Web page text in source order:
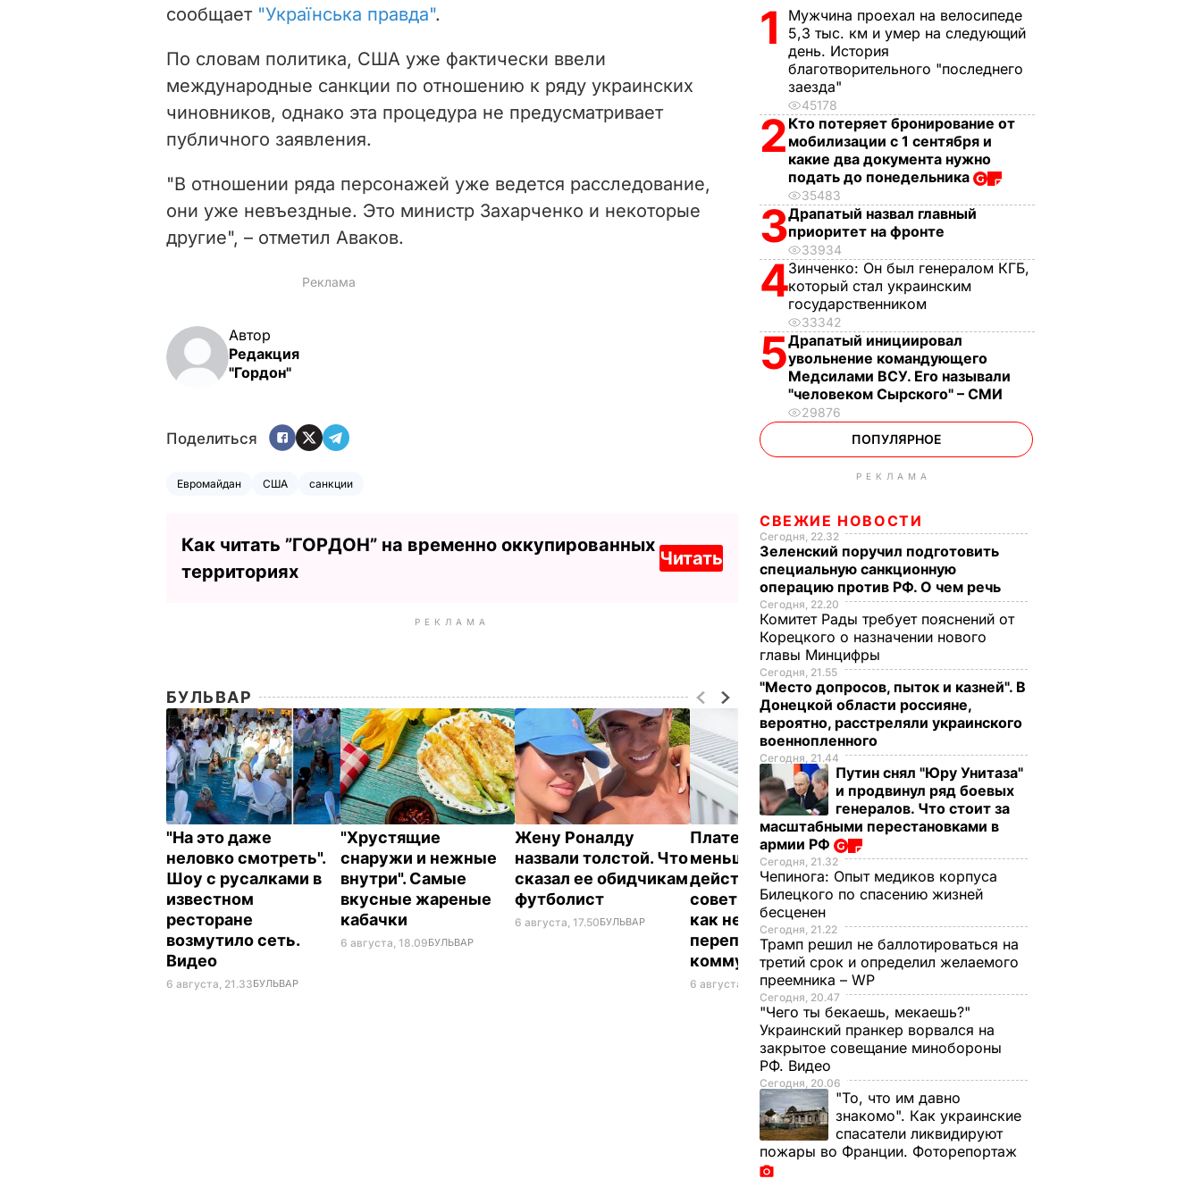
d
e
o
сообщает "Українська правда".
По словам политика, США уже фактически ввели
международные санкции по отношению к ряду украинских
чиновников, однако эта процедура не предусматривает
публичного заявления.
"В отношении ряда персонажей уже ведется расследование,
они уже невъездные. Это министр Захарченко и некоторые
другие", – отметил Аваков.
Автор
Редакция
"Гордон"
Поделиться
Евромайдан США санкции
Как читать ”ГОРДОН” на временно оккупированных
территориях
Читать
РЕКЛАМА
БУЛЬВАР
"На это даже
неловко смотреть".
Шоу с русалками в
известном
ресторане
возмутило сеть.
Видео
6 августа, 21.33БУЛЬВАР
"Хрустящие
снаружи и нежные
внутри". Самые
вкусные жареные
кабачки
6 августа, 18.09БУЛЬВАР
Жену Роналду
назвали толстой. Что
сказал ее обидчикам
футболист
6 августа, 17.50БУЛЬВАР
Платежки станут
меньше –
действенные
советы "без воды",
как не
переплачивать за
коммуналку
6 августа, 17.17БУЛЬВАР
Почему Чарльз III на
самом деле
проигнорировал 45-
летие жены принца
невестку
6 августа, 16.28БУЛЬВАР
1
Мужчина проехал на велосипеде
5,3 тыс. км и умер на следующий
день. История
благотворительного "последнего
заезда"
45178
2 Кто потеряет бронирование от
мобилизации с 1 сентября и
какие два документа нужно
подать до понедельника
35483
3Драпатый назвал главный
приоритет на фронте
33934
4Зинченко: Он был генералом КГБ,
который стал украинским
государственником
33342
5Драпатый инициировал
увольнение командующего
Медсилами ВСУ. Его называли
"человеком Сырского" – СМИ
29876
ПОПУЛЯРНОЕ
РЕКЛАМА
СВЕЖИЕ НОВОСТИ
Сегодня, 22.32
Зеленский поручил подготовить
специальную санкционную
операцию против РФ. О чем речь
Сегодня, 22.20
Комитет Рады требует пояснений от
Корецкого о назначении нового
главы Минцифры
Сегодня, 21.55
"Место допросов, пыток и казней". В
Донецкой области россияне,
вероятно, расстреляли украинского
военнопленного
Сегодня, 21.44
Путин снял "Юру Унитаза"
и продвинул ряд боевых
генералов. Что стоит за
масштабными перестановками в
армии РФ
Сегодня, 21.32
Чепинога: Опыт медиков корпуса
Билецкого по спасению жизней
бесценен
Сегодня, 21.22
Трамп решил не баллотироваться на
третий срок и определил желаемого
преемника – WP
Сегодня, 20.47
"Чего ты бекаешь, мекаешь?"
Украинский пранкер ворвался на
закрытое совещание минобороны
РФ. Видео
Сегодня, 20.06
"То, что им давно
знакомо". Как украинские
спасатели ликвидируют
пожары во Франции. Фоторепортаж